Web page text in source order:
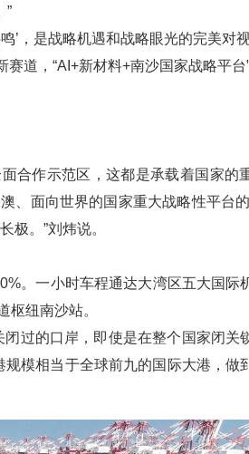
”
’，是战略机遇和战略眼光的完美对
道，“AI+新材料+南沙国家战略平台
合作示范区，这都是承载着国家的
、面向世界的国家重大战略性平台
极。”刘炜说。
。一小时车程通达大湾区五大国际
纽南沙站。
过的口岸，即使是在整个国家闭关
模相当于全球前九的国际大港，做